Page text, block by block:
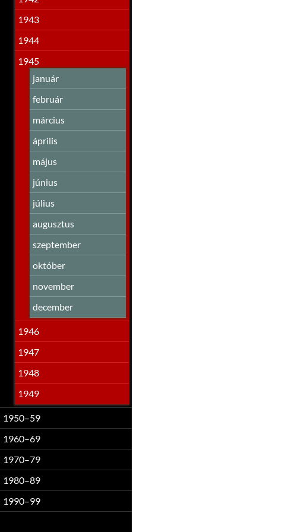
1943
1944
1945
január
február
március
április
május
június
július
augusztus
szeptember
október
november
december
1946
1947
1948
1949
1950–59
1960–69
1970–79
1980–89
1990–99